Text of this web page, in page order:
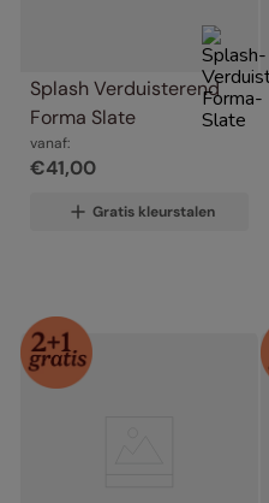
Splash Verduisterend
Forma Slate
vanaf:
€41,00
Gratis kleurstalen